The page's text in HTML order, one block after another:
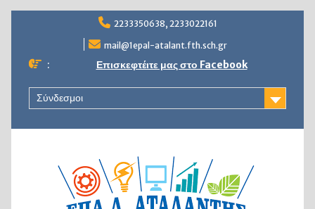
2233350638, 2233022161
mail@1epal-atalant.fth.sch.gr
: Επισκεφτέιτε μας στο Facebook
Σύνδεσμοι